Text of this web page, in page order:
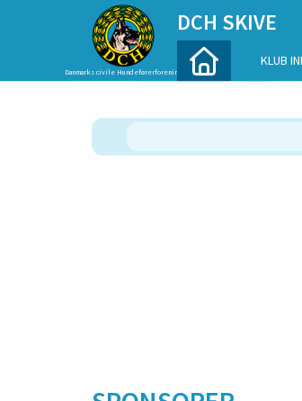
DCH SKIVE
Danmarks civile Hundeførerforening
KLUB